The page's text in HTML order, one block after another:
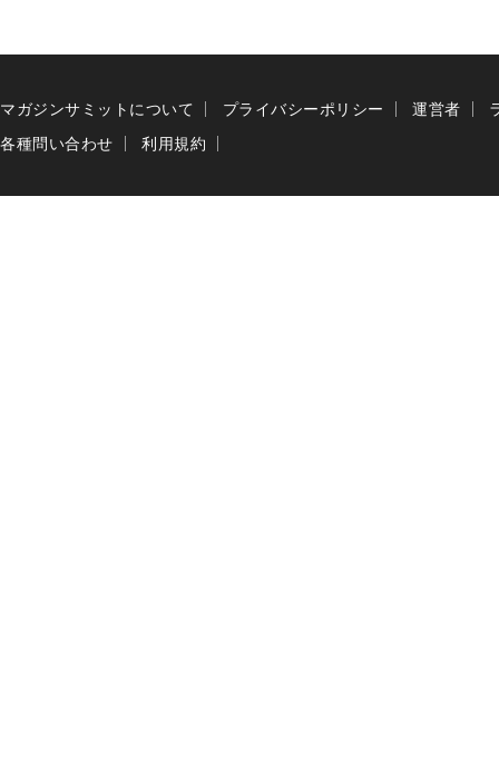
マガジンサミットについて プライバシーポリシー 運営者
各種問い合わせ
利用規約